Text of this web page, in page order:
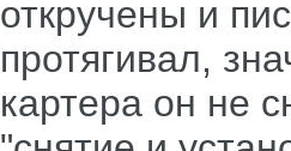
откручены и
протягивал,
картера он не